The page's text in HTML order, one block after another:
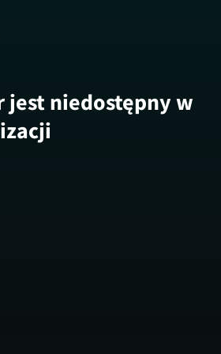
jest niedostępny w